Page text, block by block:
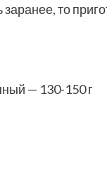
то
— 130-150 г